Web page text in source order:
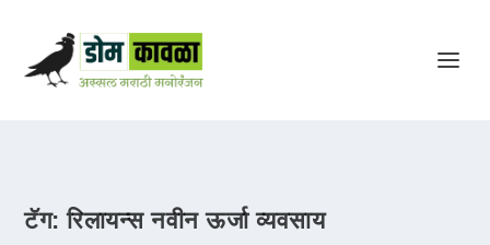
टॅग:रिलायन्स नवीन ऊर्जा व्यवसाय